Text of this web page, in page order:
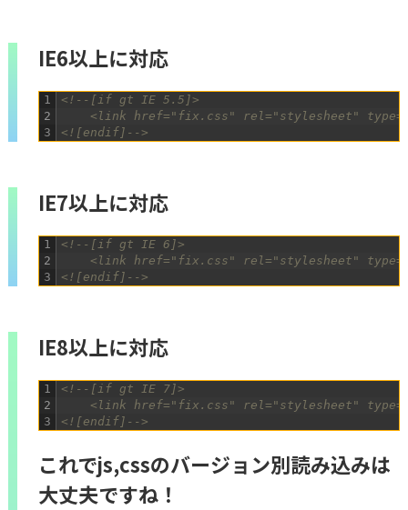
IE6以上に対応
1
2
3
<!--[if gt IE 5.5]>
<link href="fix.css" rel="stylesheet"
<![endif]-->
IE7以上に対応
1
2
3
<!--[if gt IE 6]>
<link href="fix.css" rel="stylesheet"
<![endif]-->
IE8以上に対応
1
2
3
<!--[if gt IE 7]>
<link href="fix.css" rel="stylesheet"
<![endif]-->
これでjs,cssのバージョン別読み込みは
大丈夫ですね！